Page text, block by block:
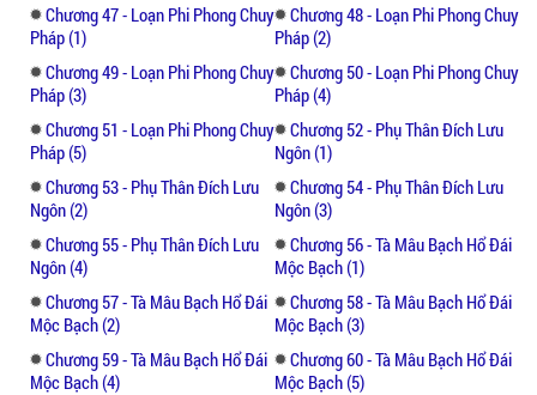
Chương 47 - Loạn Phi Phong Chuy
Pháp (1)
Chương 48 - Loạn Phi Phong Chuy
Pháp (2)
Chương 49 - Loạn Phi Phong Chuy
Pháp (3)
Chương 50 - Loạn Phi Phong Chuy
Pháp (4)
Chương 51 - Loạn Phi Phong Chuy
Pháp (5)
Chương 52 - Phụ Thân Đích Lưu
Ngôn (1)
Chương 53 - Phụ Thân Đích Lưu
Ngôn (2)
Chương 54 - Phụ Thân Đích Lưu
Ngôn (3)
Chương 55 - Phụ Thân Đích Lưu
Ngôn (4)
Chương 56 - Tà Mâu Bạch Hổ Đái
Mộc Bạch (1)
Chương 57 - Tà Mâu Bạch Hổ Đái
Mộc Bạch (2)
Chương 58 - Tà Mâu Bạch Hổ Đái
Mộc Bạch (3)
Chương 59 - Tà Mâu Bạch Hổ Đái
Mộc Bạch (4)
Chương 60 - Tà Mâu Bạch Hổ Đái
Mộc Bạch (5)